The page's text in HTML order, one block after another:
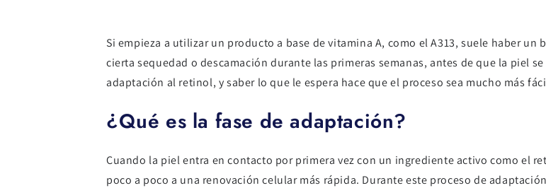
Si empieza a utilizar un producto a base de vitamina A, como el A313, suele haber
cierta sequedad o descamación durante las primeras semanas, antes de que la piel
adaptación al retinol, y saber lo que le espera hace que el proceso sea mucho más
¿Qué es la fase de adaptación?
Cuando la piel entra en contacto por primera vez con un ingrediente activo como el
poco a poco a una renovación celular más rápida. Durante este proceso de